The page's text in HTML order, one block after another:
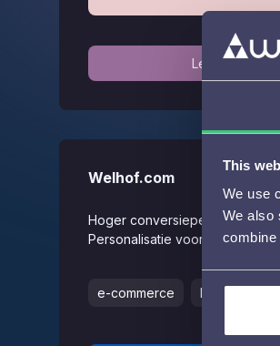
This
We use
We also
combine
Lees verder
Welhof.com
Hoger conversiepercentage
Personalisatie voor Welhof
e-commerce Meldingen